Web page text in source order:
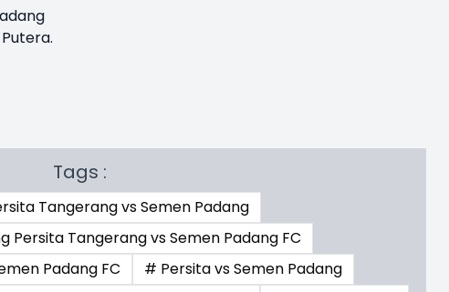
Tags :
Tangerang vs Semen Padang
Persita Tangerang vs Semen Padang FC
Padang FC
# Persita vs Semen Padang